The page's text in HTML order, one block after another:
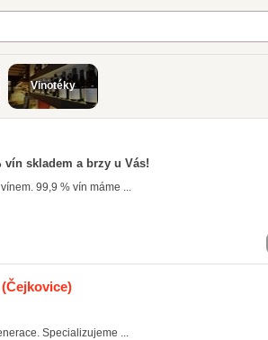
Vinotéky
vín skladem a brzy u Vás!
99,9 % vín máme ...
Specializujeme ...